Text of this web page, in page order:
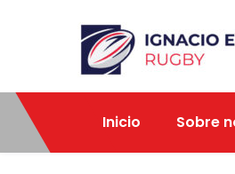
Ignacio
Rugby
Inicio Sobre